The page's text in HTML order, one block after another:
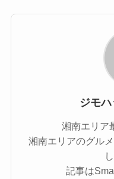
ジモ
湘南エリア
湘南エリアのグル
記事は